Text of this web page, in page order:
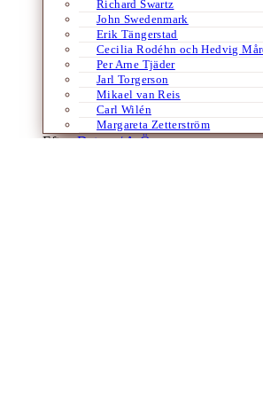
Richard Swartz
John Swedenmark
Erik Tängerstad
Cecilia Rodéhn och Hedvig
Per Arne Tjäder
Jarl Torgerson
Mikael van Reis
Carl Wilén
Margareta Zetterström
Efter:Datum /A-Ö